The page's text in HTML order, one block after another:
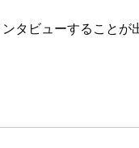
タビューすること